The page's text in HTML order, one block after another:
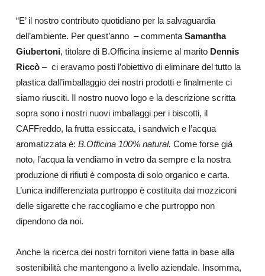
“E’ il nostro contributo quotidiano per la salvaguardia
dell’ambiente. Per quest’anno – commenta Samantha
Giubertoni, titolare di B.Officina insieme al marito Dennis
Riccò – ci eravamo posti l’obiettivo di eliminare del tutto la
plastica dall’imballaggio dei nostri prodotti e finalmente ci
siamo riusciti. Il nostro nuovo logo e la descrizione scritta
sopra sono i nostri nuovi imballaggi per i biscotti, il
CAFFreddo, la frutta essiccata, i sandwich e l’acqua
aromatizzata è: B.Officina 100% natural. Come forse già
noto, l’acqua la vendiamo in vetro da sempre e la nostra
produzione di rifiuti è composta di solo organico e carta.
L’unica indifferenziata purtroppo è costituita dai mozziconi
delle sigarette che raccogliamo e che purtroppo non
dipendono da noi.
Anche la ricerca dei nostri fornitori viene fatta in base alla
sostenibilità che mantengono a livello aziendale. Insomma,